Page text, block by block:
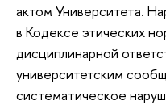
актом Университета.
в Кодексе этических
дисциплинарной
университетским
систематическое